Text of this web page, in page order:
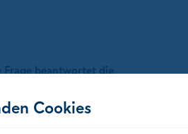
Frage beantwortet die
unter den Top 2
Cookies